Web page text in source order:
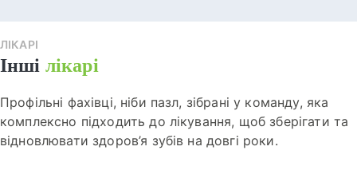
ЛІКАРІ
Інші лікарі
Профільні фахівці, ніби пазл, зібрані у команду, яка
комплексно підходить до лікування, щоб зберігати та
відновлювати здоров’я зубів на довгі роки.